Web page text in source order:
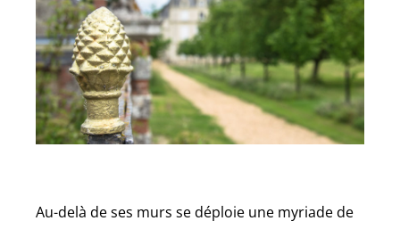
Au-delà de ses murs se déploie une myriade de